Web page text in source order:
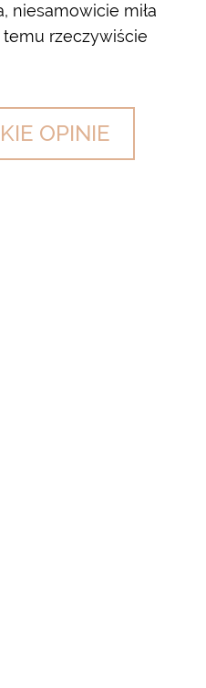
niesamowicie miła
temu rzeczywiście
OPINIE